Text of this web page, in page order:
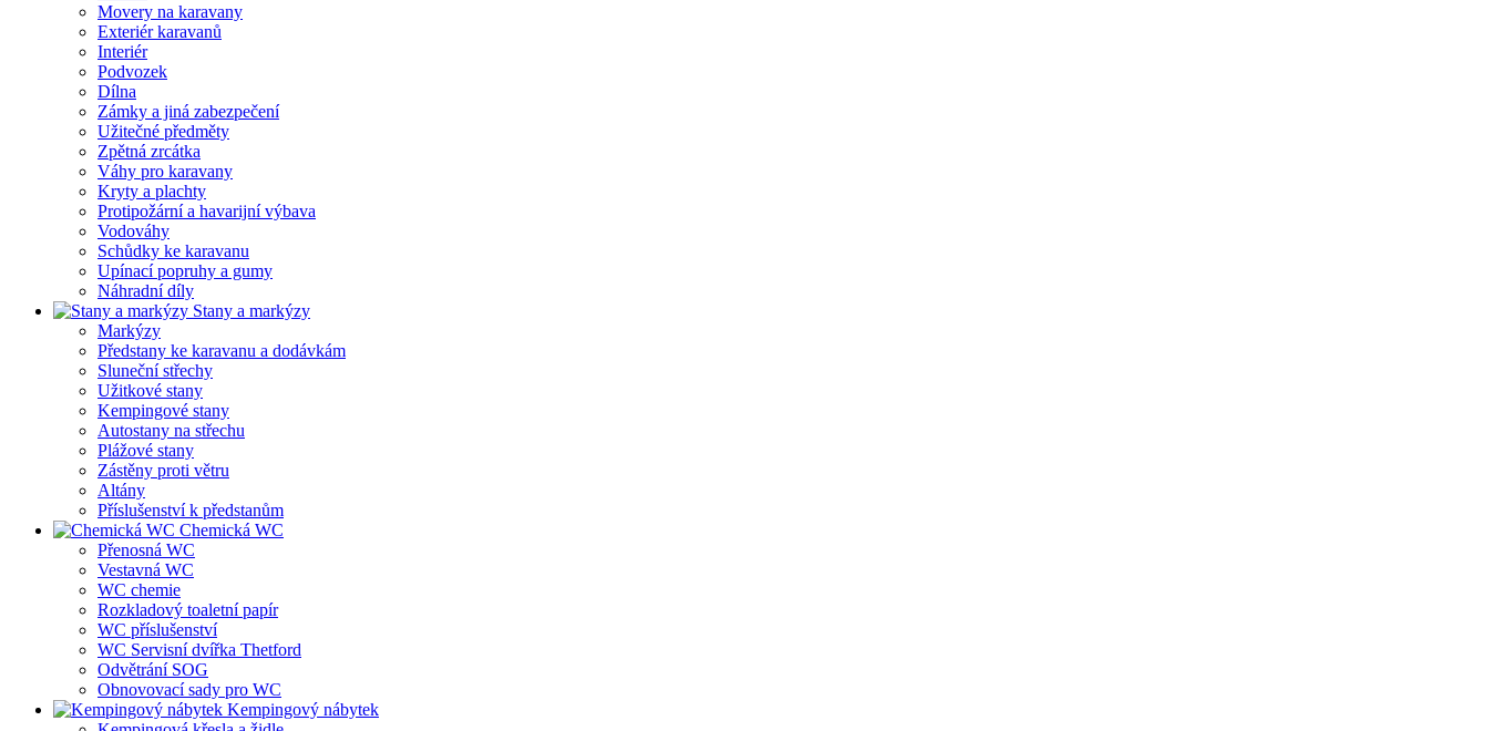
Movery na karavany
Exteriér karavanů
Interiér
Podvozek
Dílna
Zámky a jiná zabezpečení
Užitečné předměty
Zpětná zrcátka
Váhy pro karavany
Kryty a plachty
Protipožární a havarijní výbava
Vodováhy
Schůdky ke karavanu
Upínací popruhy a gumy
Náhradní díly
Stany a markýzy
Markýzy
Předstany ke karavanu a dodávkám
Sluneční střechy
Užitkové stany
Kempingové stany
Autostany na střechu
Plážové stany
Zástěny proti větru
Altány
Příslušenství k předstanům
Chemická WC
Přenosná WC
Vestavná WC
WC chemie
Rozkladový toaletní papír
WC příslušenství
WC Servisní dvířka Thetford
Odvětrání SOG
Obnovovací sady pro WC
Kempingový nábytek